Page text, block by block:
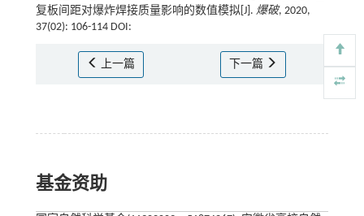
复板间距对爆炸焊接质量影响的数值模拟[J]. 爆破, 2020,
37(02): 106-114 DOI:
上一篇 下一篇
基金资助